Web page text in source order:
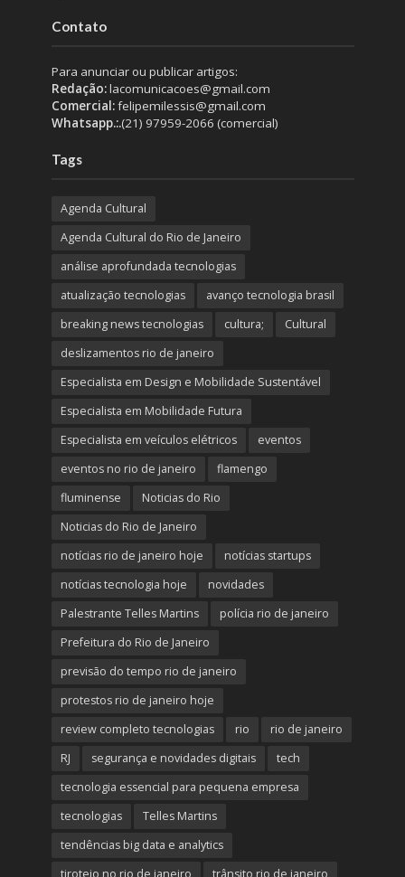
Contato
Para anunciar ou publicar artigos:
Redação:lacomunicacoes@gmail.com
Comercial:felipemilessis@gmail.com
Whatsapp.:.(21) 97959-2066 (comercial)
Tags
Agenda Cultural
Agenda Cultural do Rio de Janeiro
análise aprofundada tecnologias
atualização tecnologias
avanço tecnologia brasil
breaking news tecnologias
cultura;
Cultural
deslizamentos rio de janeiro
Especialista em Design e Mobilidade Sustentável
Especialista em Mobilidade Futura
Especialista em veículos elétricos
eventos
eventos no rio de janeiro
flamengo
fluminense
Noticias do Rio
Noticias do Rio de Janeiro
notícias rio de janeiro hoje
notícias startups
notícias tecnologia hoje
novidades
Palestrante Telles Martins
polícia rio de janeiro
Prefeitura do Rio de Janeiro
previsão do tempo rio de janeiro
protestos rio de janeiro hoje
review completo tecnologias
rio
rio de janeiro
RJ
segurança e novidades digitais
tech
tecnologia essencial para pequena empresa
tecnologias
Telles Martins
tendências big data e analytics